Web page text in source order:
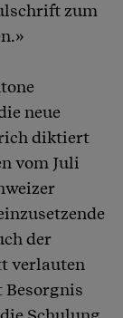
zum
neue
diktiert
vom Juli
der
verlauten